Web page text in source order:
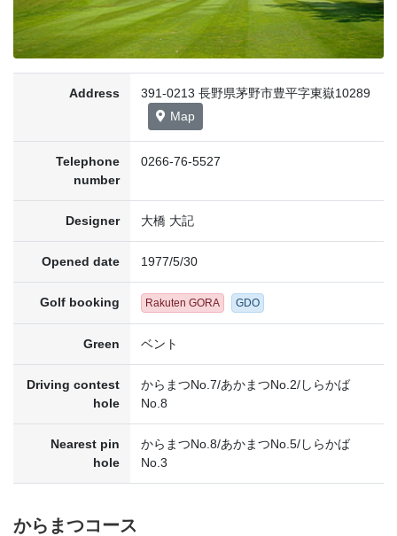
Address
391-0213 長野県茅野市豊平字東嶽10289
Map
Telephone
number
0266-76-5527
Designer 大橋 大記
Opened date 1977/5/30
Golf booking Rakuten GORA GDO
Green ベント
Driving contest
hole
からまつNo.7/あかまつNo.2/しらかば
No.8
Nearest pin
hole
からまつNo.8/あかまつNo.5/しらかば
No.3
からまつコース